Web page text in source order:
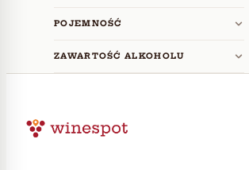
POJEMNOŚĆ
ZAWARTOŚĆ ALKOHOLU